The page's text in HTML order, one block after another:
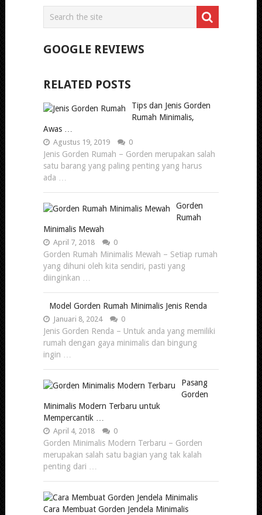
GOOGLE REVIEWS
RELATED POSTS
Tips dan Jenis Gorden
Rumah Minimalis,
Awas …
Agustus 19, 2019 0
Jenis Gorden Rumah – Gorden merupakan salah
satu barang yang paling penting yang harus
ada …
Gorden
Rumah
Minimalis Mewah
April 7, 2018 0
Gorden Rumah Minimalis Mewah – Setiap rumah
yang dihuni oleh kita sendiri, pasti yang
diinginkan …
Model Gorden Rumah Minimalis Jenis Renda
Januari 8, 2024 0
Jenis Gorden Renda – Untuk anda yang memiliki
rumah dengan gaya minimalis dan bingung
ingin …
Pasang
Gorden
Minimalis Modern Terbaru untuk
Mempercantik …
April 4, 2018 0
Gorden Minimalis Modern Terbaru – Gorden
merupakan salah satu bagian yang tak kalah
penting dari …
Cara Membuat Gorden Jendela Minimalis